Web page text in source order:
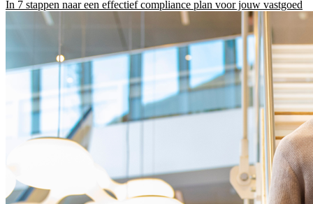
In 7 stappen naar een effectief compliance plan voor jouw vastgoed